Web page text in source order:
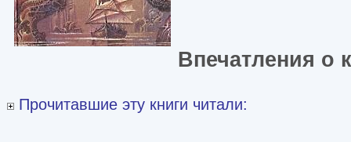
Впечатления о
Прочитавшие эту книги читали: